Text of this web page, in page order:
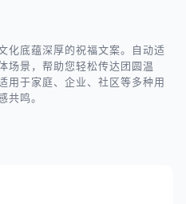
化底蕴深厚的祝福文案。自动适
场景，帮助您轻松传达团圆温
用于家庭、企业、社区等多种用
共鸣。